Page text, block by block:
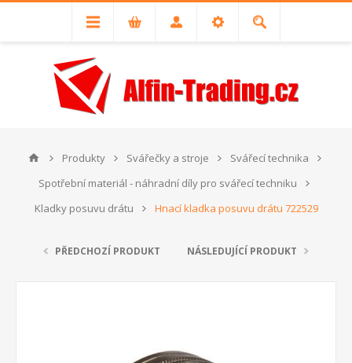
Produkty Svářečky a stroje
Svářecí technika
Spotřební materiál - náhradní díly pro svářecí techniku
Kladky posuvu drátu
Hnací kladka posuvu drátu 722529
PŘEDCHOZÍ PRODUKT NÁSLEDUJÍCÍ PRODUKT